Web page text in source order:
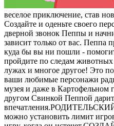
веселое приключение, став
Создайте и оденьте своего
дверной звонок Пеппы и
зависит только от вас. Пеппа
куда бы вы ни пошли -
пройдите по следам животных
лужах и многое другое! Это
ваши любимые персонажи
музея и даже в Картофельном
другом Свинкой Пеппой
можно установить лимит